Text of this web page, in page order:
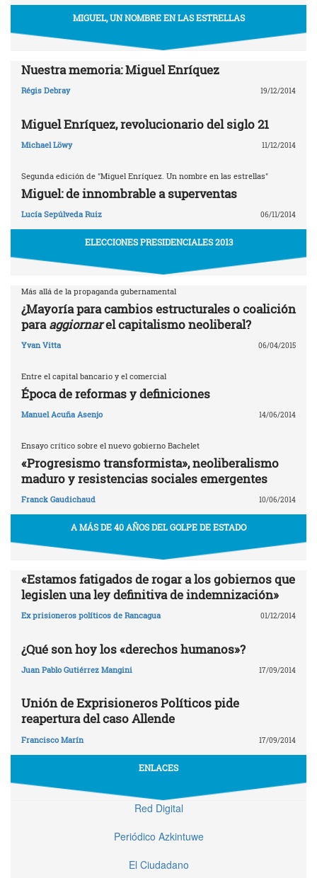
MIGUEL, UN NOMBRE EN LAS ESTRELLAS
Nuestra memoria: Miguel Enríquez
Régis Debray 19/12/2014
Miguel Enríquez, revolucionario del siglo 21
Michael Löwy 11/12/2014
Segunda edición de "Miguel Enríquez. Un nombre en las estrellas"
Miguel: de innombrable a superventas
Lucía Sepúlveda Ruiz 06/11/2014
ELECCIONES PRESIDENCIALES 2013
Más allá de la propaganda gubernamental
¿Mayoría para cambios estructurales o coalición
paraaggiornarel capitalismo neoliberal?
Yvan Vitta 06/04/2015
Entre el capital bancario y el comercial
Época de reformas y definiciones
Manuel Acuña Asenjo 14/06/2014
Ensayo crítico sobre el nuevo gobierno Bachelet
«Progresismo transformista», neoliberalismo
maduro y resistencias sociales emergentes
Franck Gaudichaud 10/06/2014
A MÁS DE 40 AÑOS DEL GOLPE DE ESTADO
«Estamos fatigados de rogar a los gobiernos que
legislen una ley definitiva de indemnización»
Ex prisioneros políticos de Rancagua 01/12/2014
¿Qué son hoy los «derechos humanos»?
Juan Pablo Gutiérrez Mangini 17/09/2014
Unión de Exprisioneros Políticos pide
reapertura del caso Allende
Francisco Marín 17/09/2014
ENLACES
Red Digital
Periódico Azkintuwe
El Ciudadano